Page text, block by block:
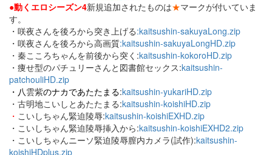
●動くエロシーズン4新規追加されたものは★マークが付いていま
す。
・咲夜さんを後ろから突き上げる:kaitsushin-sakuyaLong.zip
・咲夜さんを後ろから高画質:kaitsushin-sakuyaLongHD.zip
・秦こころちゃんを前後から突く:kaitsushin-kokoroHD.zip
・痩せ型のパチュリーさんと図書館セックス:kaitsushin-
patchouliHD.zip
・八雲紫のナカであたたまる:kaitsushin-yukariHD.zip
・古明地こいしとあたたまる:kaitsushin-koishiHD.zip
・ こいしちゃん緊迫陵辱:kaitsushin-koishiEXHD.zip
・こいしちゃん緊迫陵辱挿入から:kaitsushin-koishiEXHD2.zip
・こいしちゃんニーソ緊迫陵辱膣内カメラ(試作):kaitsushin-
koishiHDplus.zip